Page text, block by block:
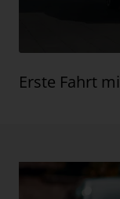
Erste Fahrt